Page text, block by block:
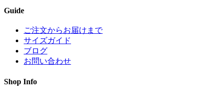
Guide
ご注文からお届けまで
サイズガイド
ブログ
お問い合わせ
Shop Info